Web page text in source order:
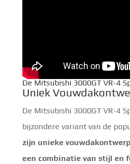
De Mitsubishi 3000GT VR-4
Uniek
De Mitsubishi 3000GT VR-4
bijzondere variant van de
zijn unieke
een combinatie van stijl en